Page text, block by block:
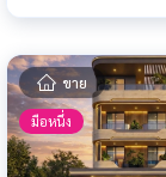
ขาย
มือหนึ่ง